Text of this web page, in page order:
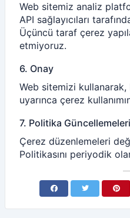
Web sitemiz analiz
API sağlayıcıları
Üçüncü taraf çerez
etmiyoruz.
6. Onay
Web sitemizi kullanarak,
uyarınca çerez
7. Politika Güncellemeleri
Çerez düzenlemeleri
Politikasını periyodik